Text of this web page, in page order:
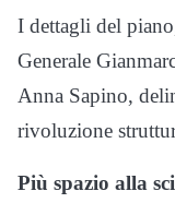
I dettagli del
Generale
Anna Sapino,
rivoluzione
Più spazio alla